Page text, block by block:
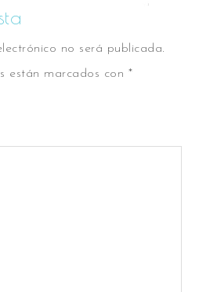
no será publicada.
están marcados con *